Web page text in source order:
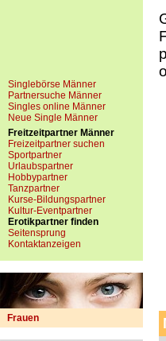
Singlebörse Männer
Partnersuche Männer
Singles online Männer
Neue Single Männer
Freitzeitpartner Männer
Freizeitpartner suchen
Sportpartner
Urlaubspartner
Hobbypartner
Tanzpartner
Kurse-Bildungspartner
Kultur-Eventpartner
Erotikpartner finden
Seitensprung
Kontaktanzeigen
Frauen